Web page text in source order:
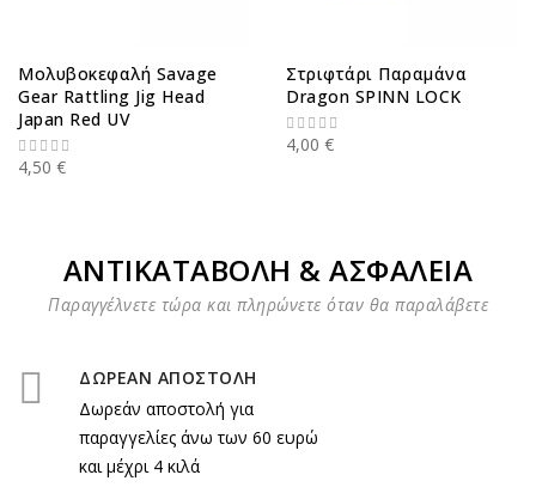
Μολυβοκεφαλή Savage
Gear Rattling Jig Head
Japan Red UV
4,50 €
Στριφτάρι Παραμάνα
Dragon SPINN LOCK
4,00 €
ΑΝΤΙΚΑΤΑΒΟΛΗ & ΑΣΦΑΛΕΙΑ
Παραγγέλνετε τώρα και πληρώνετε όταν θα παραλάβετε
ΔΩΡΕΑΝ ΑΠΟΣΤΟΛΗ
Δωρεάν αποστολή για
παραγγελίες άνω των 60 ευρώ
και μέχρι 4 κιλά